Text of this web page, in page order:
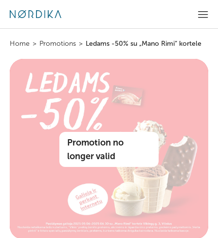
Home > Promotions > Ledams -50% su „Mano Rimi“ kortele
Promotion no
longer valid